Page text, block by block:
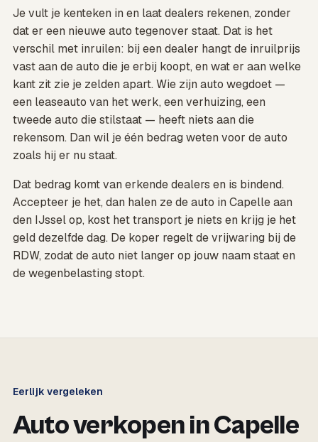
Je vult je kenteken in en laat dealers rekenen, zonder
dat er een nieuwe auto tegenover staat. Dat is het
verschil met inruilen: bij een dealer hangt de inruilprijs
vast aan de auto die je erbij koopt, en wat er aan welke
kant zit zie je zelden apart. Wie zijn auto wegdoet —
een leaseauto van het werk, een verhuizing, een
tweede auto die stilstaat — heeft niets aan die
rekensom. Dan wil je één bedrag weten voor de auto
zoals hij er nu staat.
Dat bedrag komt van erkende dealers en is bindend.
Accepteer je het, dan halen ze de auto in Capelle aan
den IJssel op, kost het transport je niets en krijg je het
geld dezelfde dag. De koper regelt de vrijwaring bij de
RDW, zodat de auto niet langer op jouw naam staat en
de wegenbelasting stopt.
Eerlijk vergeleken
Auto verkopen in Capelle